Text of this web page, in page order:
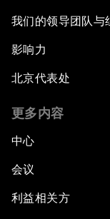
我们的领导团队与
影响力
北京代表处
更多内容
中心
会议
利益相关方